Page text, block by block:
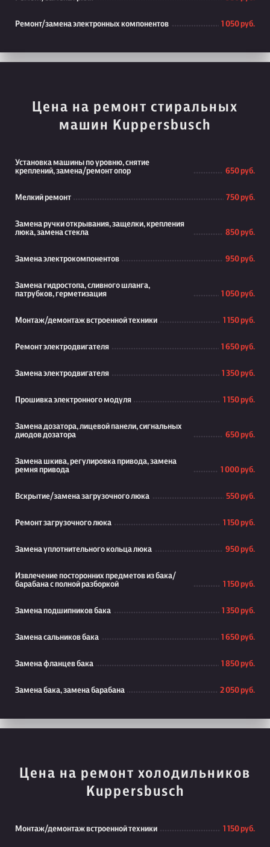
Ремонт/замена электронных компонентов 1 050 руб.
Цена на ремонт стиральных
машин Kuppersbusch
Установка машины по уровню, снятие
креплений, замена/ремонт опор
650 руб.
Мелкий ремонт 750 руб.
Замена ручки открывания, защелки, крепления
люка, замена стекла
850 руб.
Замена электрокомпонентов 950 руб.
Замена гидростопа, сливного шланга,
патрубков, герметизация
1 050 руб.
Монтаж/демонтаж встроенной техники 1 150 руб.
Ремонт электродвигателя 1 650 руб.
Замена электродвигателя 1 350 руб.
Прошивка электронного модуля 1 150 руб.
Замена дозатора, лицевой панели, сигнальных
диодов дозатора
650 руб.
Замена шкива, регулировка привода, замена
ремня привода
1 000 руб.
Вскрытие/замена загрузочного люка 550 руб.
Ремонт загрузочного люка 1 150 руб.
Замена уплотнительного кольца люка 950 руб.
Извлечение посторонних предметов из бака/
барабана с полной разборкой
1 150 руб.
Замена подшипников бака 1 350 руб.
Замена сальников бака 1 650 руб.
Замена фланцев бака 1 850 руб.
Замена бака, замена барабана 2 050 руб.
Цена на ремонт холодильников
Kuppersbusch
Монтаж/демонтаж встроенной техники 1 150 руб.